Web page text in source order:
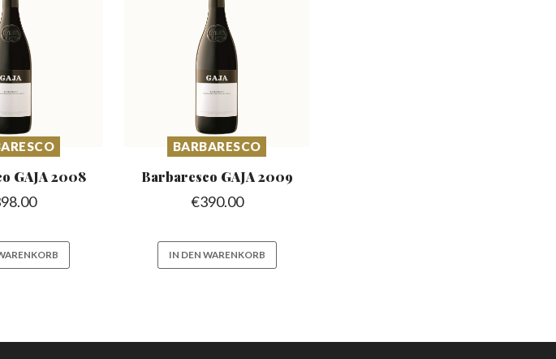
GAJA 2008
BARBARESCO
Barbaresco GAJA 2009
€390.00
IN DEN WARENKORB